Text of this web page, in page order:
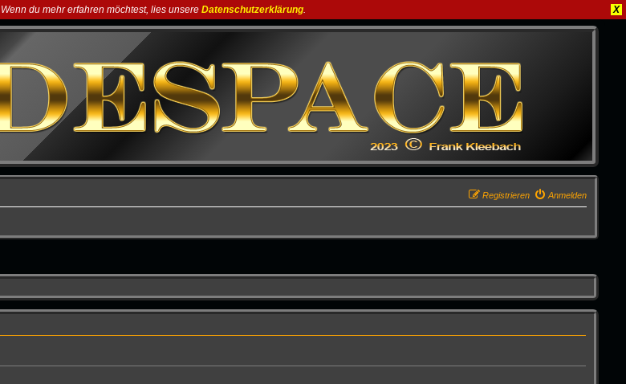
du mehr erfahren möchtest, lies unsere Datenschutzerklärung. X
Anmelden
Registrieren